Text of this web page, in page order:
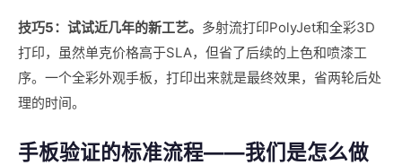
技巧5：试试近几年的新工艺。 多射流打印PolyJet和全彩3D
打印，虽然单克价格高于SLA，但省了后续的上色和喷漆工
序。一个全彩外观手板，打印出来就是最终效果，省两轮后处
理的时间。
手板验证的标准流程——我们是怎么做